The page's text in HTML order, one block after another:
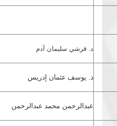
د. قرشي سليمان آدم
د. يوسف عثمان إدريس
عبدالرحمن محمد عبدالرحمن